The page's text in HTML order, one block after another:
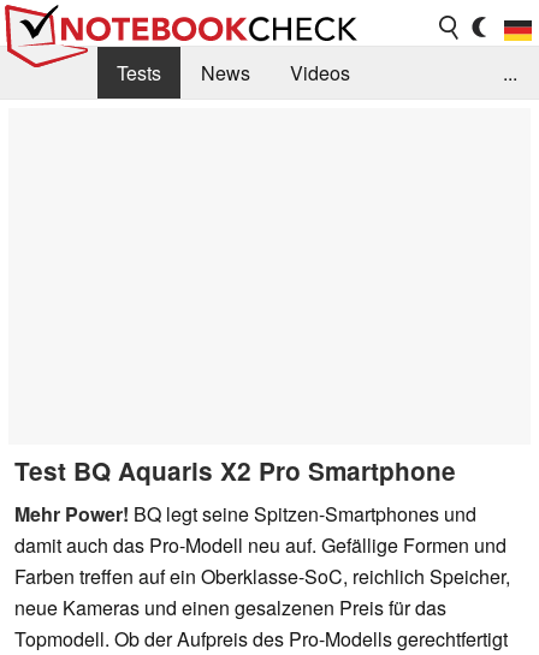
Tests News
Videos
...
Test BQ Aquaris X2 Pro Smartphone
Mehr Power! BQ legt seine Spitzen-Smartphones und
damit auch das Pro-Modell neu auf. Gefällige Formen und
Farben treffen auf ein Oberklasse-SoC, reichlich Speicher,
neue Kameras und einen gesalzenen Preis für das
Topmodell. Ob der Aufpreis des Pro-Modells gerechtfertigt